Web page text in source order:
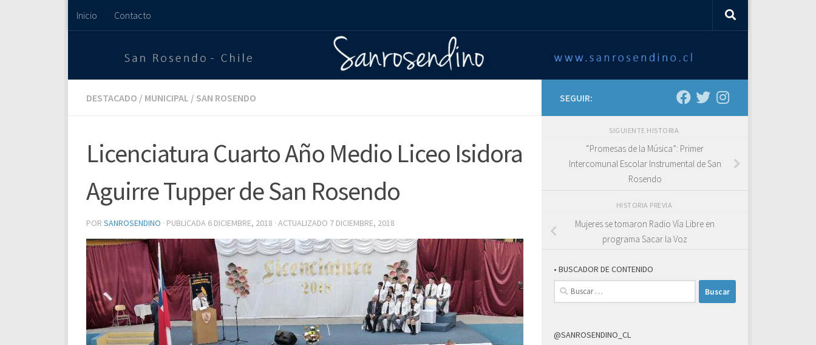
Saltar al contenido
Inicio Contacto
DESTACADO / MUNICIPAL / SAN ROSENDO
Licenciatura Cuarto Año Medio Liceo Isidora
Aguirre Tupper de San Rosendo
POR SANROSENDINO · PUBLICADA 6 DICIEMBRE, 2018 · ACTUALIZADO 7 DICIEMBRE, 2018
SEGUIR:
SIGUIENTE HISTORIA
“Promesas de la Música”: Primer
Intercomunal Escolar Instrumental de San
Rosendo
HISTORIA PREVIA
Mujeres se tomaron Radio Vía Libre en
programa Sacar la Voz
• BUSCADOR DE CONTENIDO
Buscar:
@SANROSENDINO_CL